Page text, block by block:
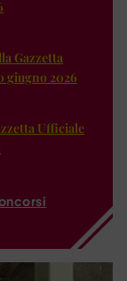
Gazzetta
giugno 2026
Ufficiale